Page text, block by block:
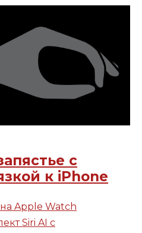
с
к iPhone
Apple Watch
Siri AI с